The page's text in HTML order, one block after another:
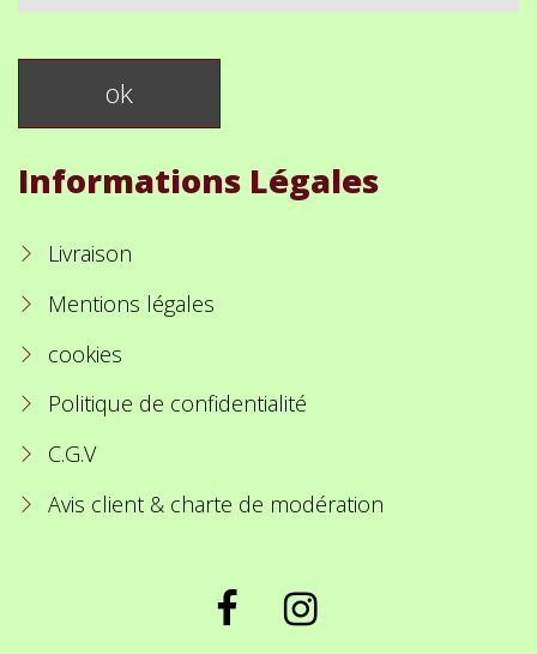
Informations Légales
Livraison
Mentions légales
cookies
Politique de confidentialité
C.G.V
Avis client & charte de modération